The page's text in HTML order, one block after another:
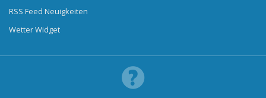
RSS Feed Neuigkeiten
Wetter Widget